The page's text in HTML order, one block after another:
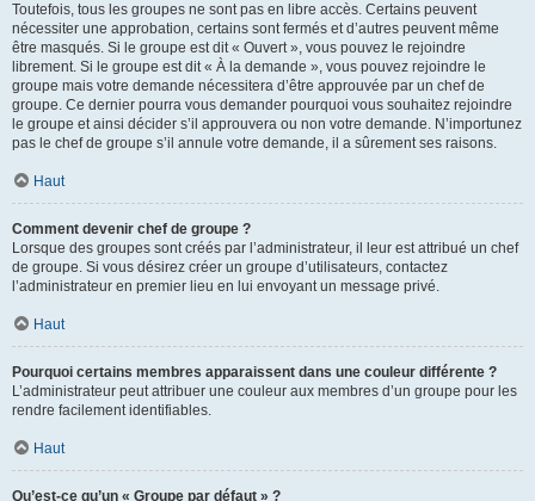
Toutefois, tous les groupes ne sont pas en libre accès. Certains peuvent
nécessiter une approbation, certains sont fermés et d’autres peuvent même
être masqués. Si le groupe est dit « Ouvert », vous pouvez le rejoindre
librement. Si le groupe est dit « À la demande », vous pouvez rejoindre le
groupe mais votre demande nécessitera d’être approuvée par un chef de
groupe. Ce dernier pourra vous demander pourquoi vous souhaitez rejoindre
le groupe et ainsi décider s’il approuvera ou non votre demande. N’importunez
pas le chef de groupe s’il annule votre demande, il a sûrement ses raisons.
Haut
Comment devenir chef de groupe ?
Lorsque des groupes sont créés par l’administrateur, il leur est attribué un chef
de groupe. Si vous désirez créer un groupe d’utilisateurs, contactez
l’administrateur en premier lieu en lui envoyant un message privé.
Haut
Pourquoi certains membres apparaissent dans une couleur différente ?
L’administrateur peut attribuer une couleur aux membres d’un groupe pour les
rendre facilement identifiables.
Haut
Qu’est-ce qu’un « Groupe par défaut » ?